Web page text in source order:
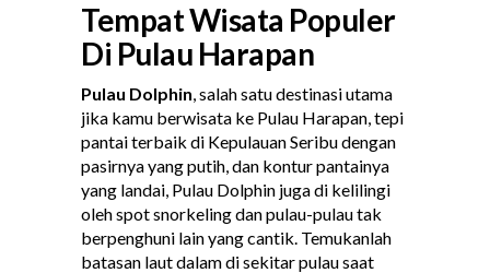
Tempat Wisata Populer
Di Pulau Harapan
Pulau Dolphin, salah satu destinasi utama
jika kamu berwisata ke Pulau Harapan, tepi
pantai terbaik di Kepulauan Seribu dengan
pasirnya yang putih, dan kontur pantainya
yang landai, Pulau Dolphin juga di kelilingi
oleh spot snorkeling dan pulau-pulau tak
berpenghuni lain yang cantik. Temukanlah
batasan laut dalam di sekitar pulau saat